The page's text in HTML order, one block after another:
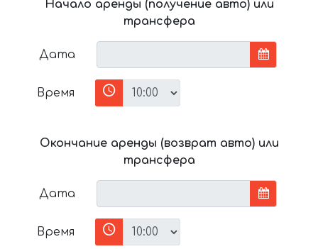
Начало аренды (получение авто) или
трансфера
Дата
Время
Окончание аренды (возврат авто) или
трансфера
Дата
Время